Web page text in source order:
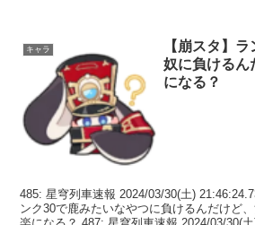
キャラ
【崩スタ】
奴に負けるん
になる？
485: 星穹列車速報 2024/03/30(土)
ンク30で鹿みたいなやつに負けるんだけど